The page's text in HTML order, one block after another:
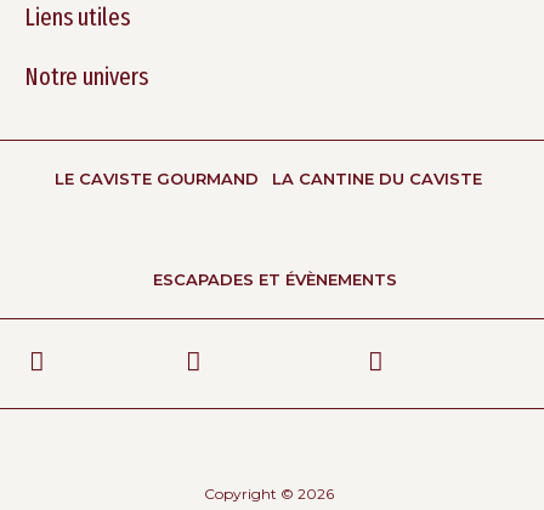
Liens utiles
Notre univers
LE CAVISTE GOURMAND LA CANTINE DU CAVISTE
ESCAPADES ET ÉVÈNEMENTS
Copyright © 2026